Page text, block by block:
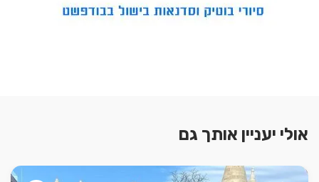
אולי יעניין אותך גם